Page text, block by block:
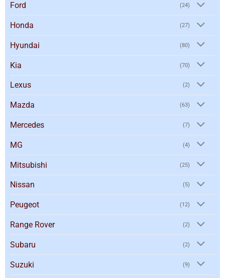
Ford (24)
Honda (27)
Hyundai (80)
Kia (70)
Lexus (2)
Mazda (63)
Mercedes (7)
MG (4)
Mitsubishi (25)
Nissan (5)
Peugeot (12)
Range Rover (2)
Subaru (2)
Suzuki (9)